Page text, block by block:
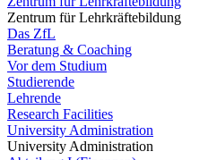
Zentrum für Lehrkräftebildung
Das ZfL
Beratung & Coaching
Vor dem Studium
Studierende
Lehrende
Research Facilities
University Administration
University Administration